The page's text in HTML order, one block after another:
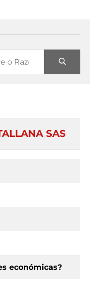
SAS
económicas?